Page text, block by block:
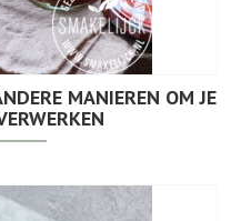
MANIEREN OM JE